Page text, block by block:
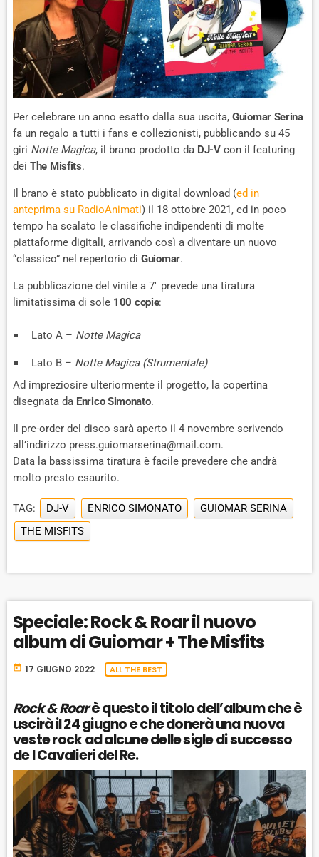
Per celebrare un anno esatto dalla sua uscita, Guiomar Serina
fa un regalo a tutti i fans e collezionisti, pubblicando su 45
giri Notte Magica, il brano prodotto da DJ-Vcon il featuring
dei The Misfits.
Il brano è stato pubblicato in digital download (ed in
anteprima su RadioAnimati) il 18 ottobre 2021, ed in poco
tempo ha scalato le classifiche indipendenti di molte
piattaforme digitali, arrivando così a diventare un nuovo
“classico” nel repertorio di Guiomar.
La pubblicazione del vinile a 7″ prevede una tiratura
limitatissima di sole 100 copie:
Lato A – Notte Magica
Lato B – Notte Magica (Strumentale)
Ad impreziosire ulteriormente il progetto, la copertina
disegnata da Enrico Simonato.
Il pre-order del disco sarà aperto il 4 novembre scrivendo
all’indirizzo press.guiomarserina@mail.com.
Data la bassissima tiratura è facile prevedere che andrà
molto presto esaurito.
TAG: DJ-V ENRICO SIMONATO
GUIOMAR SERINA
THE MISFITS
Speciale: Rock & Roar il nuovo
album di Guiomar + The Misfits
today 17 GIUGNO 2022 ALL THE BEST
Rock & Roarè questo il titolo dell’album che è
uscirà il 24 giugno e che donerà una nuova
veste rock ad alcune delle sigle di successo
de I Cavalieri del Re.